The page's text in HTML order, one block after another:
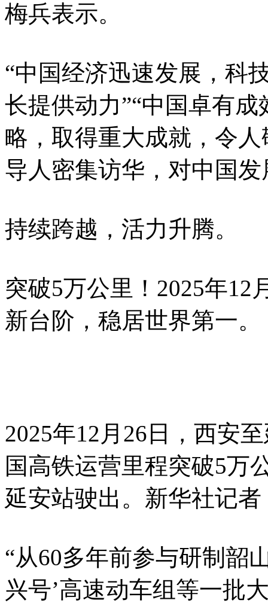
梅兵表示。
“中国经济迅速发展，科
长提供动力”“中国卓有
略，取得重大成就，令
导人密集访华，对中国
持续跨越，活力升腾。
突破5万公里！2025年12
新台阶，稳居世界第一。
2025年12月26日，西安
国高铁运营里程突破5万
延安站驶出。新华社记
“从60多年前参与研制韶
兴号’高速动车组等一批